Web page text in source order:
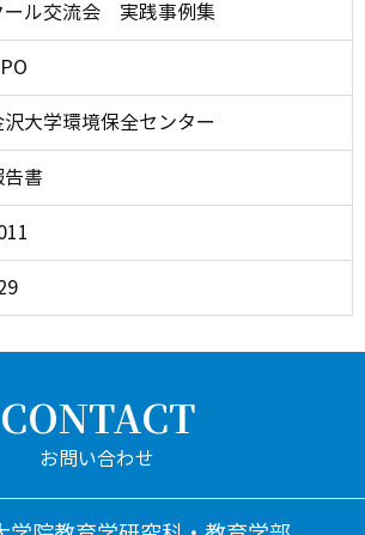
ール交流会 実践事例集
沢大学環境保全センター
告書
CONTACT